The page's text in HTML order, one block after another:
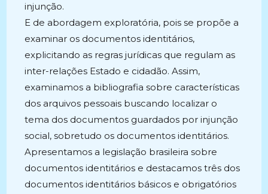
injunção.
E de abordagem exploratória, pois se propõe a
examinar os documentos identitários,
explicitando as regras jurídicas que regulam as
inter-relações Estado e cidadão. Assim,
examinamos a bibliografia sobre características
dos arquivos pessoais buscando localizar o
tema dos documentos guardados por injunção
social, sobretudo os documentos identitários.
Apresentamos a legislação brasileira sobre
documentos identitários e destacamos três dos
documentos identitários básicos e obrigatórios